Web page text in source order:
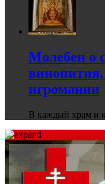
Молебен о
игромании
В каждый храм и